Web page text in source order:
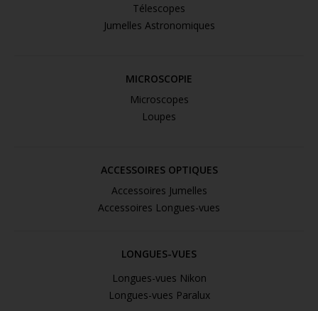
Télescopes
Jumelles Astronomiques
MICROSCOPIE
Microscopes
Loupes
ACCESSOIRES OPTIQUES
Accessoires Jumelles
Accessoires Longues-vues
LONGUES-VUES
Longues-vues Nikon
Longues-vues Paralux